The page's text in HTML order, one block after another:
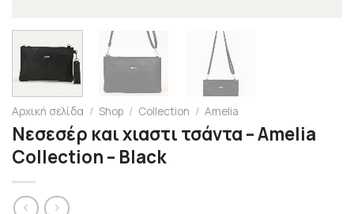
Αρχική σελίδα / Shop / Collection / Amelia
Νεσεσέρ και χιαστι τσάντα – Amelia
Collection – Black